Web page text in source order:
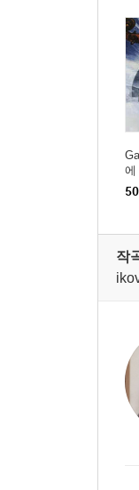
에
집
작